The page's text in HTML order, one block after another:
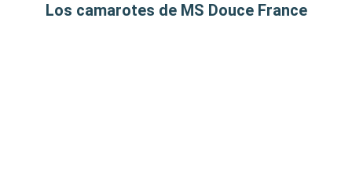
Los camarotes de MS Douce France